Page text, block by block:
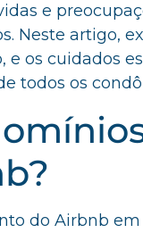
e
Neste artigo,
e os cuidados
todos os
do Airbnb